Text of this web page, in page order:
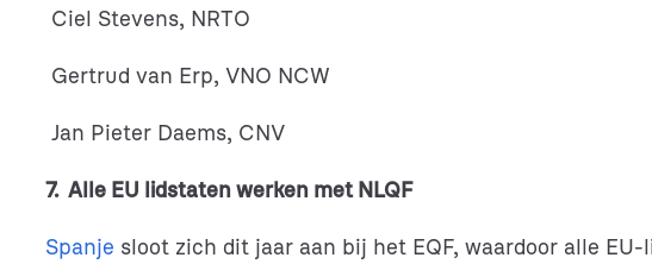
Ciel Stevens, NRTO
Gertrud van Erp, VNO NCW
Jan Pieter Daems, CNV
7. Alle EU lidstaten werken met NLQF
Spanje sloot zich dit jaar aan bij het EQF, waardoor alle